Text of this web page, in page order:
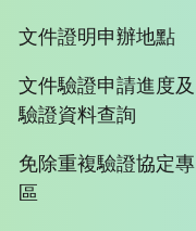
文件證明申辦地點
文件驗證申請進度及
驗證資料查詢
免除重複驗證協定專
區